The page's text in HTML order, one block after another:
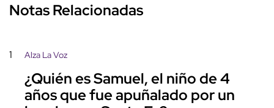
Notas Relacionadas
1 Alza La Voz
¿Quién es Samuel, el niño de 4
años que fue apuñalado por un